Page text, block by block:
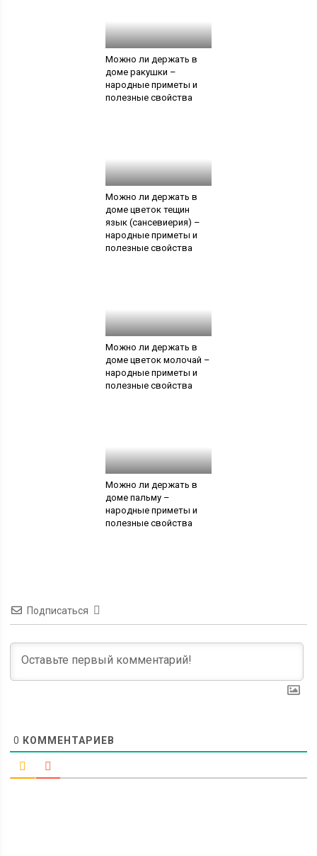
Можно ли держать в
доме ракушки –
народные приметы и
полезные свойства
Можно ли держать в
доме цветок тещин
язык (сансевиерия) –
народные приметы и
полезные свойства
Можно ли держать в
доме цветок молочай –
народные приметы и
полезные свойства
Можно ли держать в
доме пальму –
народные приметы и
полезные свойства
Подписаться
0 КОММЕНТАРИЕВ